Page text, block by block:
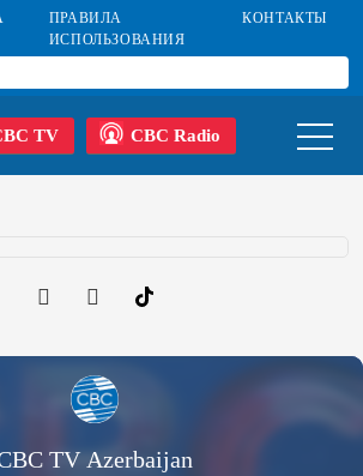
ПРАВИЛА
ИСПОЛЬЗОВАНИЯ
КОНТАКТЫ
TV CBC Radio
TV Azerbaijan